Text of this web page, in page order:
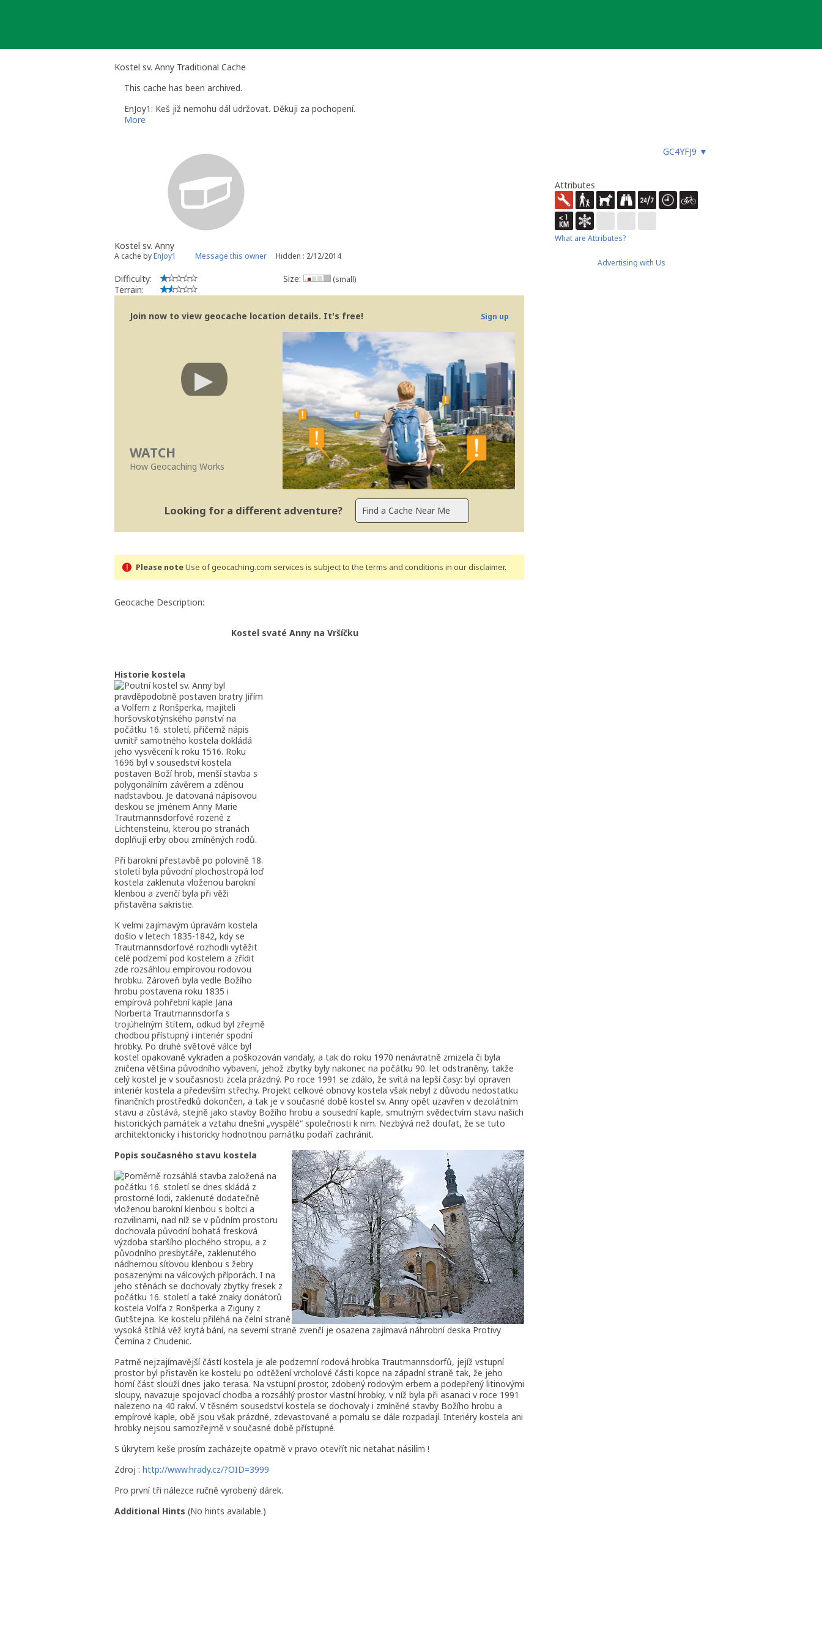
Kostel sv. Anny Traditional Cache
This cache has been archived.
EnJoy1: Keš již nemohu dál udržovat. Děkuji za pochopení.
More
GC4YFJ9 ▼
Kostel sv. Anny
A cache byEnJoy1 Message this owner Hidden : 2/12/2014
Difficulty:
Terrain:
Size: (small)
Join now to view geocache location details. It's free! Sign up
WATCH
How Geocaching Works
Looking for a different adventure?
Please noteUse of geocaching.com services is subject to the terms and conditions in our disclaimer.
Geocache Description:
Kostel svaté Anny na Vršíčku
Historie kostela
outní kostel sv. Anny byl
pravděpodobně postaven bratry Jiřím
a Volfem z Ronšperka, majiteli
horšovskotýnského panství na
počátku 16. století, přičemž nápis
uvnitř samotného kostela dokládá
jeho vysvěcení k roku 1516. Roku
1696 byl v sousedství kostela
postaven Boží hrob, menší stavba s
polygonálním závěrem a zděnou
nadstavbou. Je datovaná nápisovou
deskou se jménem Anny Marie
Trautmannsdorfové rozené z
Lichtensteinu, kterou po stranách
doplňují erby obou zmíněných rodů.
Při barokní přestavbě po polovině 18.
století byla původní plochostropá loď
kostela zaklenuta vloženou barokní
klenbou a zvenčí byla při věži
přistavěna sakristie.
K velmi zajímavým úpravám kostela
došlo v letech 1835-1842, kdy se
Trautmannsdorfové rozhodli vytěžit
celé podzemí pod kostelem a zřídit
zde rozsáhlou empírovou rodovou
hrobku. Zároveň byla vedle Božího
hrobu postavena roku 1835 i
empírová pohřební kaple Jana
Norberta Trautmannsdorfa s
trojúhelným štítem, odkud byl zřejmě
chodbou přístupný i interiér spodní
hrobky. Po druhé světové válce byl
kostel opakovaně vykraden a poškozován vandaly, a tak do roku 1970 nenávratně zmizela či byla
zničena většina původního vybavení, jehož zbytky byly nakonec na počátku 90. let odstraněny, takže
celý kostel je v současnosti zcela prázdný. Po roce 1991 se zdálo, že svítá na lepší časy: byl opraven
interiér kostela a především střechy. Projekt celkové obnovy kostela však nebyl z důvodu nedostatku
finančních prostředků dokončen, a tak je v současné době kostel sv. Anny opět uzavřen v dezolátním
stavu a zůstává, stejně jako stavby Božího hrobu a sousední kaple, smutným svědectvím stavu našich
historických památek a vztahu dnešní „vyspělé“ společnosti k nim. Nezbývá než doufat, že se tuto
architektonicky i historicky hodnotnou památku podaří zachránit.
Popis současného stavu kostela
oměrně rozsáhlá stavba založená na
počátku 16. století se dnes skládá z
prostorné lodi, zaklenuté dodatečně
vloženou barokní klenbou s boltci a
rozvilinami, nad níž se v půdním prostoru
dochovala původní bohatá fresková
výzdoba staršího plochého stropu, a z
původního presbytáře, zaklenutého
nádhernou síťovou klenbou s žebry
posazenými na válcových příporách. I na
jeho stěnách se dochovaly zbytky fresek z
počátku 16. století a také znaky donátorů
kostela Volfa z Ronšperka a Ziguny z
Gutštejna. Ke kostelu přiléhá na čelní straně
vysoká štíhlá věž krytá bání, na severní straně zvenčí je osazena zajímavá náhrobní deska Protivy
Černína z Chudenic.
Patrně nejzajímavější částí kostela je ale podzemní rodová hrobka Trautmannsdorfů, jejíž vstupní
prostor byl přistavěn ke kostelu po odtěžení vrcholové části kopce na západní straně tak, že jeho
horní část slouží dnes jako terasa. Na vstupní prostor, zdobený rodovým erbem a podepřený litinovými
sloupy, navazuje spojovací chodba a rozsáhlý prostor vlastní hrobky, v níž byla při asanaci v roce 1991
nalezeno na 40 rakví. V těsném sousedství kostela se dochovaly i zmíněné stavby Božího hrobu a
empírové kaple, obě jsou však prázdné, zdevastované a pomalu se dále rozpadají. Interiéry kostela ani
hrobky nejsou samozřejmě v současné době přístupné.
S úkrytem keše prosím zacházejte opatrně v pravo otevřít nic netahat násilím !
Zdroj : http://www.hrady.cz/?OID=3999
Pro první tři nálezce ručně vyrobený dárek.
Additional Hints (No hints available.)
Attributes
What are Attributes?
Advertising with Us